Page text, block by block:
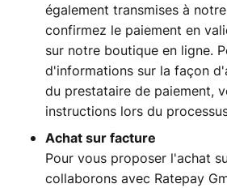
également transmises à
confirmez le paiement en
sur notre boutique en ligne.
d'informations sur la façon
du prestataire de paiement,
instructions lors du
Achat sur facture
Pour vous proposer l'achat
collaborons avec Ratepay